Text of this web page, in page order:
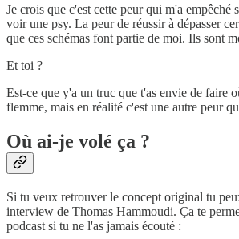
Je crois que c'est cette peur qui m'a empêché
voir une psy. La peur de réussir à dépasser
que ces schémas font partie de moi. Ils sont
Et toi ?
Est-ce que y'a un truc que t'as envie de faire
flemme, mais en réalité c'est une autre peur
Où ai-je volé ça ?
Si tu veux retrouver le concept original tu
interview de Thomas Hammoudi. Ça te
podcast si tu ne l'as jamais écouté :